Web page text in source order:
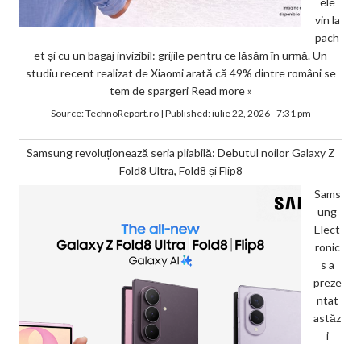
vin la
pach
et și cu un bagaj invizibil: grijile pentru ce lăsăm în urmă. Un
studiu recent realizat de Xiaomi arată că 49% dintre români se
tem de spargeri Read more »
Source:TechnoReport.ro| Published:iulie 22, 2026 - 7:31 pm
Samsung revoluționează seria pliabilă: Debutul noilor Galaxy Z
Fold8 Ultra, Fold8 și Flip8
Sams
ung
Elect
ronic
s a
preze
ntat
astăz
i